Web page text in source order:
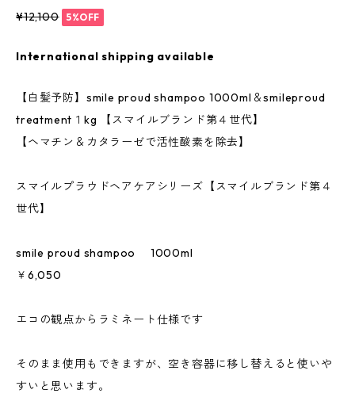
¥12,100 5%OFF
International shipping available
【白髪予防】smile proud shampoo 1000ml＆smileproud
treatment１kg 【スマイルブランド第４世代】
【ヘマチン＆カタラーゼで活性酸素を除去】
スマイルプラウドヘアケアシリーズ【スマイルブランド第４
世代】
smile proud shampoo 1000ml
￥6,050
エコの観点からラミネート仕様です
そのまま使用もできますが、空き容器に移し替えると使いや
すいと思います。